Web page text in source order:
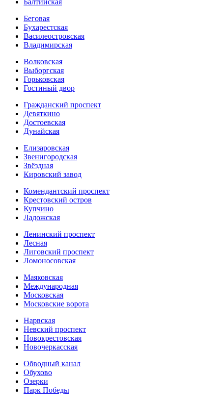
Балтийская
Беговая
Бухарестская
Василеостровская
Владимирская
Волковская
Выборгская
Горьковская
Гостиный двор
Гражданский проспект
Девяткино
Достоевская
Дунайская
Елизаровская
Звенигородская
Звёздная
Кировский завод
Комендантский проспект
Крестовский остров
Купчино
Ладожская
Ленинский проспект
Лесная
Лиговский проспект
Ломоносовская
Маяковская
Международная
Московская
Московские ворота
Нарвская
Невский проспект
Новокрестовская
Новочеркасская
Обводный канал
Обухово
Озерки
Парк Победы